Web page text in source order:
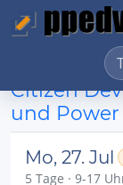
Citizen
und
Mo, 27. Jul
5 Tage · 9-17